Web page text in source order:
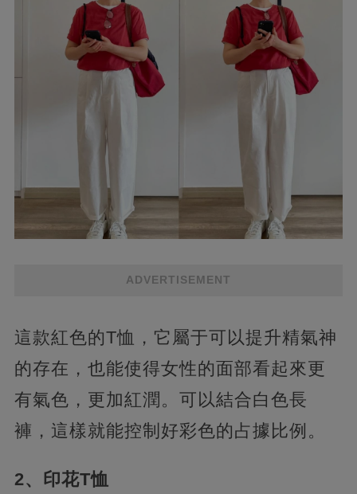
ADVERTISEMENT
這款紅色的T恤，它屬于可以提升精氣神
的存在，也能使得女性的面部看起來更
有氣色，更加紅潤。可以結合白色長
褲，這樣就能控制好彩色的占據比例。
2、印花T恤